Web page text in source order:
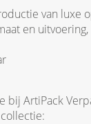
van luxe
en
bij ArtiPack